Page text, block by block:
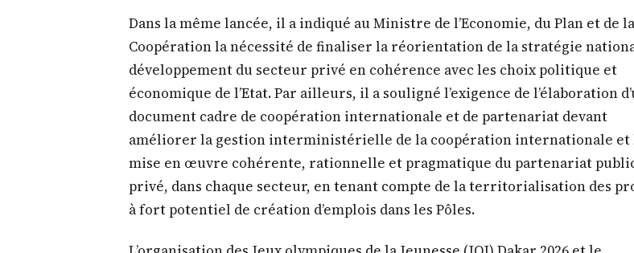
L’organisation des Jeux olympiques de la Jeunesse (JOJ) Dakar 2026 et le
développement de la pratique sportive chez les jeunes doivent favoriser le
maillage du territoire national, notamment des communes, en
sportives fonctionnelles et aux normes. Le Président de la République a
demandé au Ministre en charge des Sports d’accélérer, en relation avec le
Ministre des Finances et du Budget, la mise en œuvre du programme
construction d’infrastructures sportives en veillant notamment à
des travaux prévus dans le cadre des JOJ, mais également à la relance des